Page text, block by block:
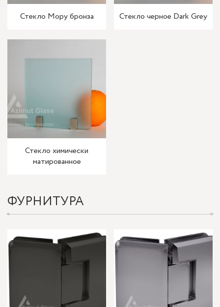
Стекло Мору бронза Стекло черное Dark Grey
Стекло химически
матированное
ФУРНИТУРА